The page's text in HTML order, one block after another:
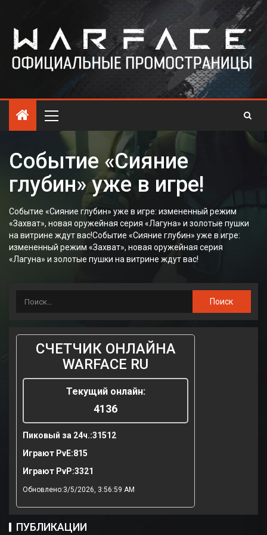
Событие «Сияние
глубин» уже в игре!
Событие «Сияние глубин» уже в игре: измененный режим
«Захват», новая оружейная серия «Лагуна» и золотые пушки
на витрине ждут вас!Событие «Сияние глубин» уже в игре:
измененный режим «Захват», новая оружейная серия
«Лагуна» и золотые пушки на витрине ждут вас!
СЧЕТЧИК ОНЛАЙНА
WARFACE RU
Текущий онлайн:
4136
Пиковый за 24ч.:31512
Играют PvE:815
Играют PvP:3321
Обновлено:3/5/2026, 3:56:59 AM
ПУБЛИКАЦИИ